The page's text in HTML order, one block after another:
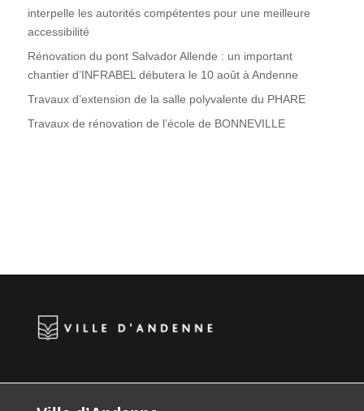
interpelle les autorités compétentes pour une meilleure
accessibilité
Rénovation du pont Salvador Allende : un important
chantier d’INFRABEL débutera le 10 août à Andenne
Travaux d’extension de la salle polyvalente du PHARE
Travaux de rénovation de l’école de BONNEVILLE